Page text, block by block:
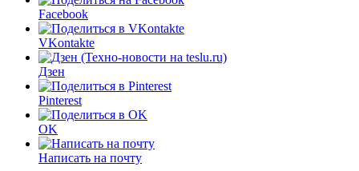
Facebook
VKontakte
Дзен
Pinterest
OK
Написать на почту